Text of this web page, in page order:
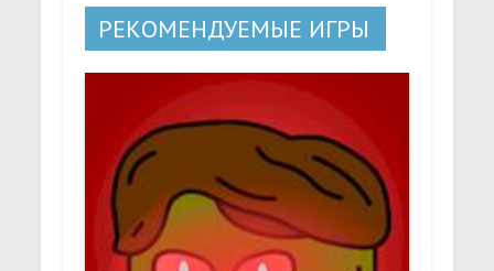
РЕКОМЕНДУЕМЫЕ ИГРЫ